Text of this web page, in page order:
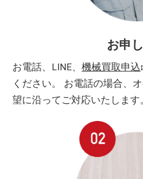
お申
お電話、LINE、 機械買取申込
ください。 お電話の場合、
望に沿ってご対応いたします